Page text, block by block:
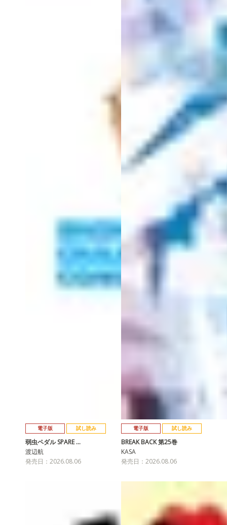
電子版 試し読み
弱虫ペダル SPARE …
渡辺航
発売日：2026.08.06
電子版 試し読み
BREAK BACK 第25巻
KASA
発売日：2026.08.06